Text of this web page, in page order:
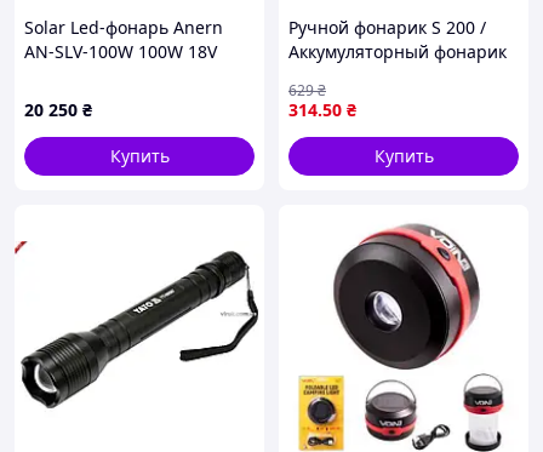
Solar Led-фонарь Anern
AN-SLV-100W 100W 18V
LiFePO4 210lm w IP66
Aluminium PMMA mayak
20 250 ₴
Купить
Ручной фонарик S 200 /
Аккумуляторный фонарик
Мощный LED фонарь
314.50 ₴
629₴
Купить